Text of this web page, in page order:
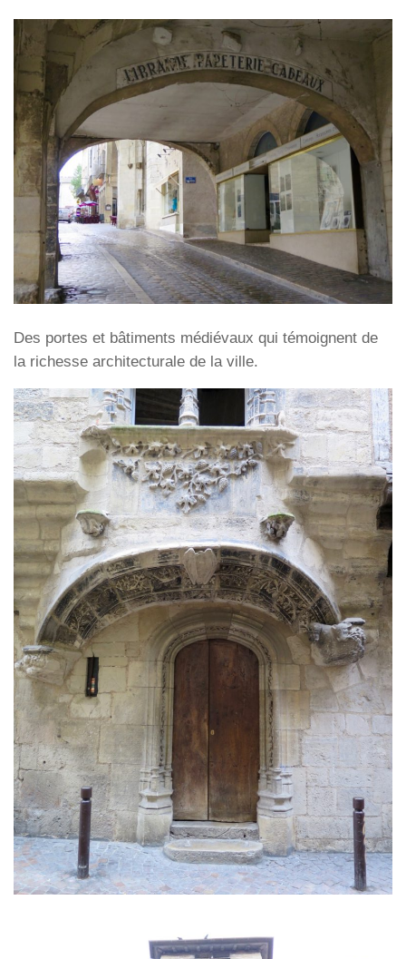
Des portes et bâtiments médiévaux qui témoignent de
la richesse architecturale de la ville.